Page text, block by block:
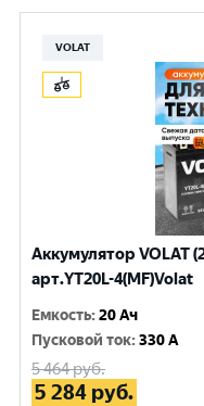
VOLAT
Аккумулятор VOLAT
арт.YT20L-4(MF)Volat
Емкость:20 Ач
Пусковой ток:330 A
5 464руб.
5 284 руб.